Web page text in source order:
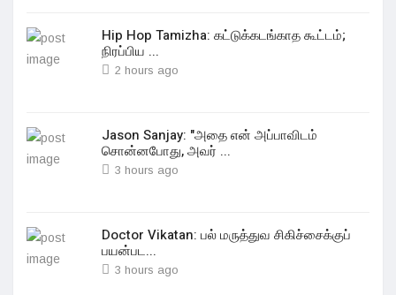
Hip Hop Tamizha: கட்டுக்கடங்காத கூட்டம்;
நிரப்பிய ...
2 hours ago
Jason Sanjay: "அதை என் அப்பாவிடம்
சொன்னபோது, அவர் ...
3 hours ago
Doctor Vikatan: பல் மருத்துவ சிகிச்சைக்குப்
பயன்பட...
3 hours ago